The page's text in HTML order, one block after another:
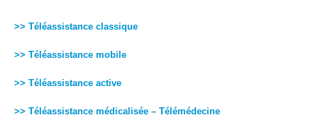
>> Téléassistance classique
>> Téléassistance mobile
>> Téléassistance active
>> Téléassistance médicalisée – Télémédecine